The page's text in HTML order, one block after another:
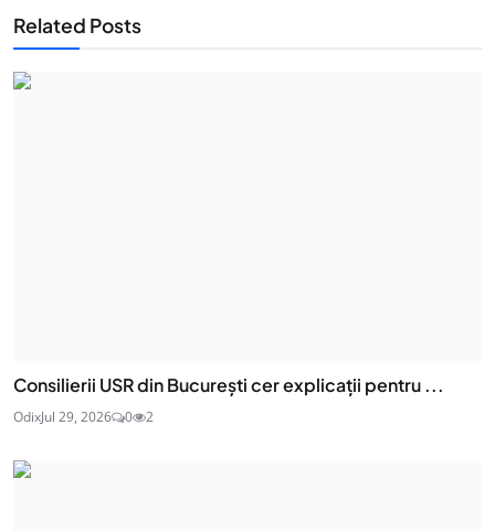
Related Posts
Consilierii USR din București cer explicații pentru ...
OdixJul 29, 2026 0 2